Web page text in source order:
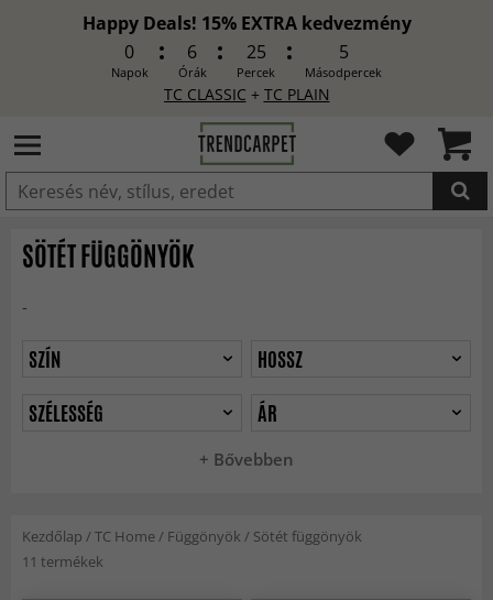
Happy Deals! 15% EXTRA kedvezmény
0
Napok
6
Órák
25
Percek
3
Másodpercek
TC CLASSIC + TC PLAIN
SÖTÉT FÜGGÖNYÖK
-
+ Bővebben
SZÍN
HOSSZ
SZÉLESSÉG
ÁR
Kezdőlap /TC Home/ Függönyök / Sötét függönyök
11 termékek